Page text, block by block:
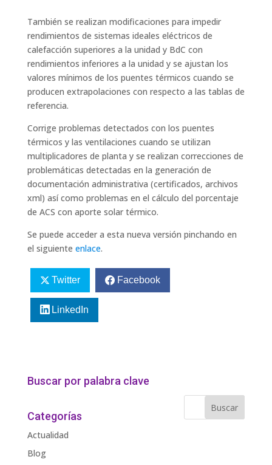
También se realizan modificaciones para impedir
rendimientos de sistemas ideales eléctricos de
calefacción superiores a la unidad y BdC con
rendimientos inferiores a la unidad y se ajustan los
valores mínimos de los puentes térmicos cuando se
producen extrapolaciones con respecto a las tablas de
referencia.
Corrige problemas detectados con los puentes
térmicos y las ventilaciones cuando se utilizan
multiplicadores de planta y se realizan correcciones de
problemáticas detectadas en la generación de
documentación administrativa (certificados, archivos
xml) así como problemas en el cálculo del porcentaje
de ACS con aporte solar térmico.
Se puede acceder a esta nueva versión pinchando en
el siguiente enlace.
Twitter Facebook
LinkedIn
Buscar por palabra clave
Categorías
Actualidad
Blog